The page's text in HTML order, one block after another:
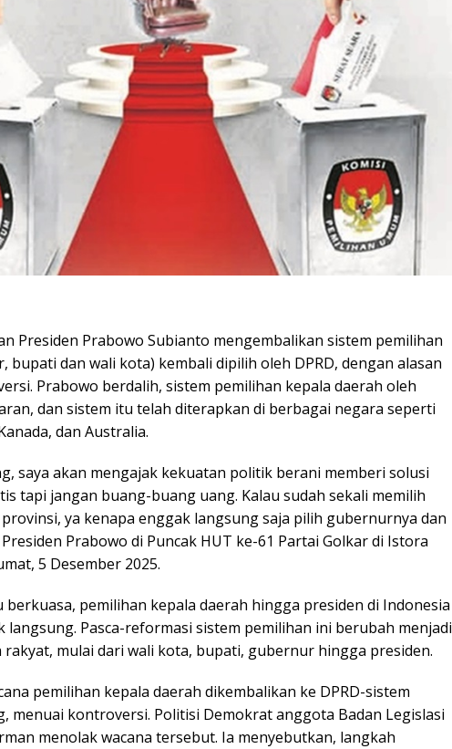
Presiden Prabowo Subianto mengembalikan sistem pemilihan
bupati dan wali kota) kembali dipilih oleh DPRD, dengan alasan
Prabowo berdalih, sistem pemilihan kepala daerah oleh
dan sistem itu telah diterapkan di berbagai negara seperti
dan Australia.
saya akan mengajak kekuatan politik berani memberi solusi
tapi jangan buang-buang uang. Kalau sudah sekali memilih
provinsi, ya kenapa enggak langsung saja pilih gubernurnya dan
Prabowo di Puncak HUT ke-61 Partai Golkar di Istora
5 Desember 2025.
berkuasa, pemilihan kepala daerah hingga presiden di Indonesia
langsung. Pasca-reformasi sistem pemilihan ini berubah menjadi
mulai dari wali kota, bupati, gubernur hingga presiden.
pemilihan kepala daerah dikembalikan ke DPRD-sistem
menuai kontroversi. Politisi Demokrat anggota Badan Legislasi
menolak wacana tersebut. Ia menyebutkan, langkah